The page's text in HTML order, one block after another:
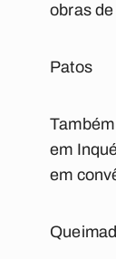
obras
Patos
em
em